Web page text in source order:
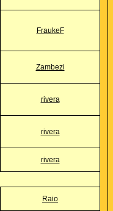
FraukeF
Zambezi
rivera
rivera
rivera
Raio